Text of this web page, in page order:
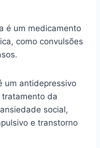
é um medicamento
como convulsões
um antidepressivo
da
social,
e transtorno